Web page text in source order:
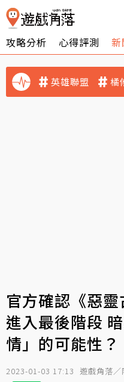
攻略分析 心得評測 新
英雄聯盟 橘
官方確認《惡
進入最後階段
情」的可能性？
2023-01-03 17:13 遊戲角落／